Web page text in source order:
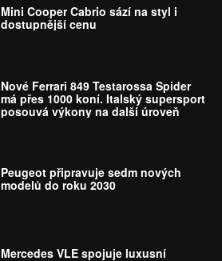
Mini Cooper Cabrio sází na styl i
dostupnější cenu
Nové Ferrari 849 Testarossa Spider
má přes 1000 koní. Italský supersport
posouvá výkony na další úroveň
Peugeot připravuje sedm nových
modelů do roku 2030
Mercedes VLE spojuje luxusní